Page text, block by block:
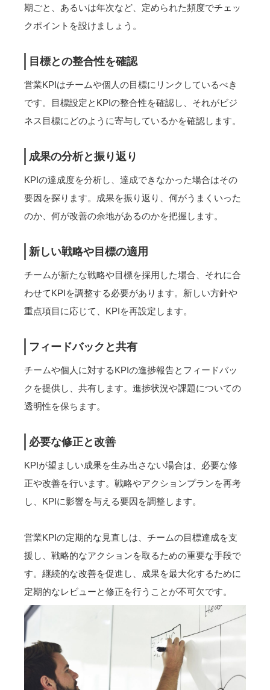
期ごと、あるいは年次など、定められた頻度でチェッ
クポイントを設けましょう。
目標との整合性を確認
営業KPIはチームや個人の目標にリンクしているべき
です。目標設定とKPIの整合性を確認し、それがビジ
ネス目標にどのように寄与しているかを確認します。
成果の分析と振り返り
KPIの達成度を分析し、達成できなかった場合はその
要因を探ります。成果を振り返り、何がうまくいった
のか、何が改善の余地があるのかを把握します。
新しい戦略や目標の適用
チームが新たな戦略や目標を採用した場合、それに合
わせてKPIを調整する必要があります。新しい方針や
重点項目に応じて、KPIを再設定します。
フィードバックと共有
チームや個人に対するKPIの進捗報告とフィードバッ
クを提供し、共有します。進捗状況や課題についての
透明性を保ちます。
必要な修正と改善
KPIが望ましい成果を生み出さない場合は、必要な修
正や改善を行います。戦略やアクションプランを再考
し、KPIに影響を与える要因を調整します。
営業KPIの定期的な見直しは、チームの目標達成を支
援し、戦略的なアクションを取るための重要な手段で
す。継続的な改善を促進し、成果を最大化するために
定期的なレビューと修正を行うことが不可欠です。